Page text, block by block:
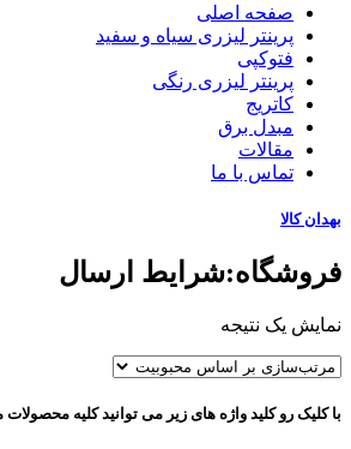
صفحه اصلی
پرینتر لیزری سیاه و سفید
فتوکپی
پرینتر لیزری رنگی
کاتریج
مبدل برق
مقالات
تماس با ما
بهدان کالا
فروشگاه:شرایط ارسال
نمایش یک نتیجه
با کلیک رو کلید واژه های زیر می توانید کلیه